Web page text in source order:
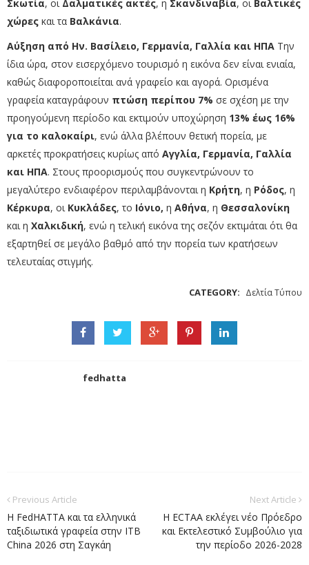
Σκωτία, οι Δαλματικές ακτές, η Σκανδιναβία, οι Βαλτικές
χώρες και τα Βαλκάνια.
Αύξηση από Ην. Βασίλειο, Γερμανία, Γαλλία και ΗΠΑ Την
ίδια ώρα, στον εισερχόμενο τουρισμό η εικόνα δεν είναι ενιαία,
καθώς διαφοροποιείται ανά γραφείο και αγορά. Ορισμένα
γραφεία καταγράφουν πτώση περίπου 7% σε σχέση με την
προηγούμενη περίοδο και εκτιμούν υποχώρηση 13% έως 16%
για το καλοκαίρι, ενώ άλλα βλέπουν θετική πορεία, με
αρκετές προκρατήσεις κυρίως από Αγγλία, Γερμανία, Γαλλία
και ΗΠΑ. Στους προορισμούς που συγκεντρώνουν το
μεγαλύτερο ενδιαφέρον περιλαμβάνονται η Κρήτη, η Ρόδος, η
Κέρκυρα, οι Κυκλάδες, το Ιόνιο, η Αθήνα, η Θεσσαλονίκη
και η Χαλκιδική, ενώ η τελική εικόνα της σεζόν εκτιμάται ότι θα
εξαρτηθεί σε μεγάλο βαθμό από την πορεία των κρατήσεων
τελευταίας στιγμής.
CATEGORY: Δελτία Τύπου
fedhatta
Previous Article
Η FedHATTA και τα ελληνικά
ταξιδιωτικά γραφεία στην ITB
China 2026 στη Σαγκάη
Next Article
Η ECTAA εκλέγει νέο Πρόεδρο
και Εκτελεστικό Συμβούλιο για
την περίοδο 2026-2028